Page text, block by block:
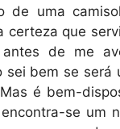
de uma
certeza que
de me
sei bem se será
é bem-
se um